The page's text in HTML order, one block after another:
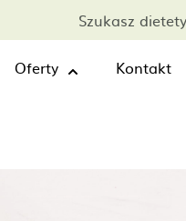
Szukasz
Oferty Kontakt